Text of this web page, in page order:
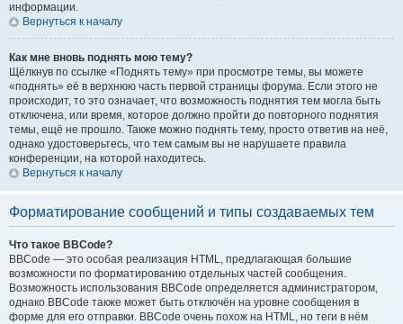
информации.
Вернуться к началу
Как мне вновь поднять мою тему?
Щёлкнув по ссылке «Поднять тему» при просмотре темы, вы можете
«поднять» её в верхнюю часть первой страницы форума. Если этого не
происходит, то это означает, что возможность поднятия тем могла быть
отключена, или время, которое должно пройти до повторного поднятия
темы, ещё не прошло. Также можно поднять тему, просто ответив на неё,
однако удостоверьтесь, что тем самым вы не нарушаете правила
конференции, на которой находитесь.
Вернуться к началу
Форматирование сообщений и типы создаваемых тем
Что такое BBCode?
BBCode — это особая реализация HTML, предлагающая большие
возможности по форматированию отдельных частей сообщения.
Возможность использования BBCode определяется администратором,
однако BBCode также может быть отключён на уровне сообщения в
форме для его отправки. BBCode очень похож на HTML, но теги в нём